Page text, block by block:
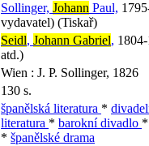
Sollinger, Johann Paul,
vydavatel) (Tiskař)
Seidl, Johann Gabriel,
atd.)
Wien : J. P. Sollinger, 1826
130 s.
španělská literatura *
literatura * barokní divadlo *
* španělské drama